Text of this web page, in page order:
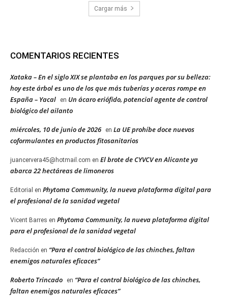
Cargar más
COMENTARIOS RECIENTES
Xataka – En el siglo XIX se plantaba en los parques por su belleza:
hoy este árbol es uno de los que más tuberías y aceras rompe en
España – Yacal
en Un ácaro eriófido, potencial agente de control
biológico del ailanto
miércoles, 10 de junio de 2026 en La UE prohíbe doce nuevos
coformulantes en productos fitosanitarios
juancervera45@hotmail.com en El brote de CYVCV en Alicante ya
abarca 22 hectáreas de limoneros
Editorial en Phytoma Community, la nueva plataforma digital para
el profesional de la sanidad vegetal
Vicent Barres en Phytoma Community, la nueva plataforma digital
para el profesional de la sanidad vegetal
Redacción en “Para el control biológico de las chinches, faltan
enemigos naturales eficaces”
Roberto Trincado en “Para el control biológico de las chinches,
faltan enemigos naturales eficaces”